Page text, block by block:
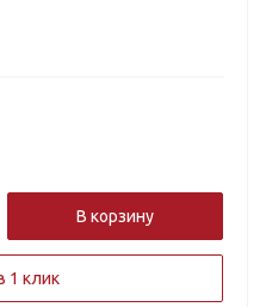
В корзину
1 клик